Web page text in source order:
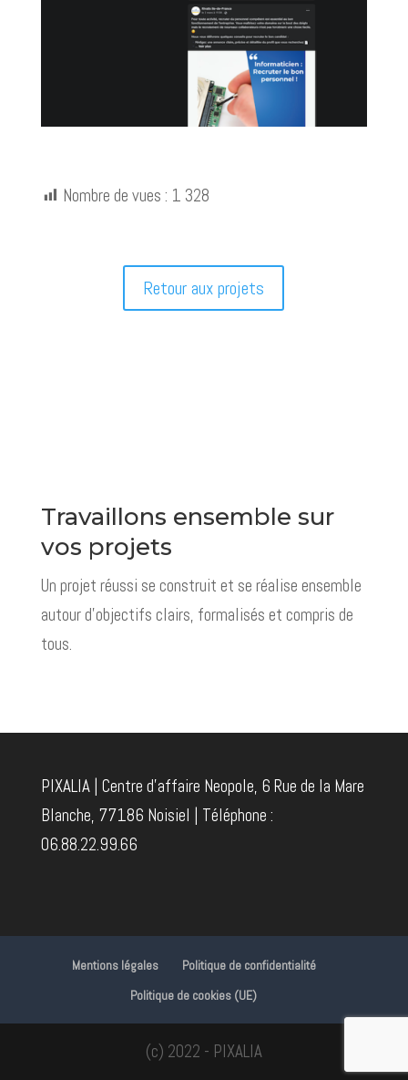
Nombre de vues : 1 328
Retour aux projets
Travaillons ensemble sur
vos projets
Un projet réussi se construit et se réalise ensemble
autour d'objectifs clairs, formalisés et compris de
tous.
PIXALIA | Centre d'affaire Neopole, 6 Rue de la Mare
Blanche, 77186 Noisiel | Téléphone :
06.88.22.99.66
Mentions légales
Politique de confidentialité
Politique de cookies (UE)
(c) 2022 - PIXALIA